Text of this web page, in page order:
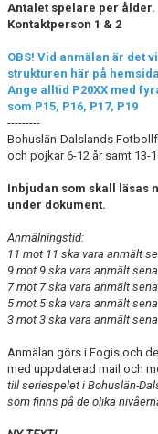
DOKUMENT
Antalet spelare per ålder.
Kontaktperson 1 & 2
OBS! Vid anmälan är det
strukturen här på
Ange alltid P20XX med
som P15, P16, P17, P19
---------
Bohuslän-Dalslands
och pojkar 6-12 år samt 13-
Inbjudan som skall läsas
under dokument.
Anmälningstid:
11 mot 11 ska vara anmält
9 mot 9 ska vara anmält
7 mot 7 ska vara anmält
5 mot 5 ska vara anmält
3 mot 3 ska vara anmält
Anmälan görs i Fogis och
med uppdaterad mail och
till seriespelet i Bohuslän-
som finns på de olika